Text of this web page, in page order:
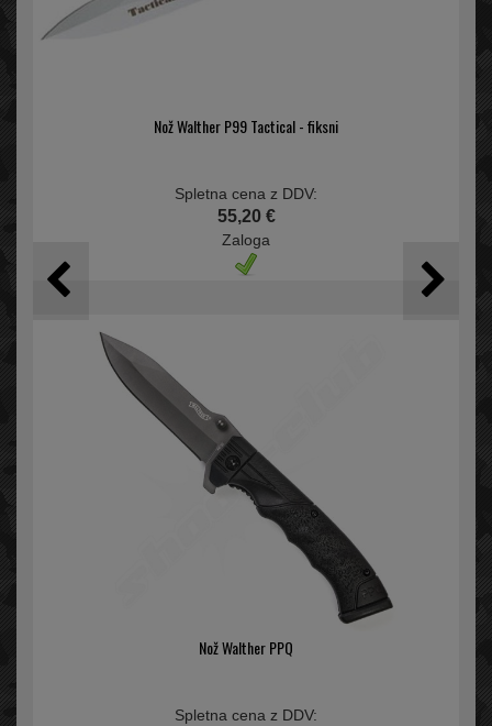
Nož Walther P99 Tactical - fiksni
Spletna cena z DDV:
55,20 €
Zaloga
Nož Walther PPQ
Spletna cena z DDV: